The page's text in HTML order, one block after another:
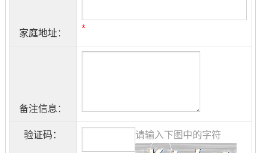
家庭地址： *
备注信息：
验证码： 请输入下图中的字符